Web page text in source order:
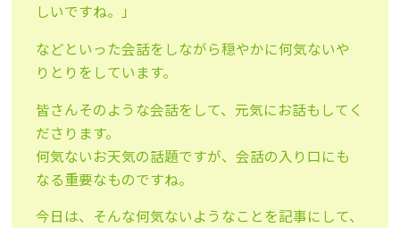
しいですね。」
などといった会話をしながら穏やかに何気ないや
りとりをしています。
皆さんそのような会話をして、元気にお話もしてく
ださります。
何気ないお天気の話題ですが、会話の入り口にも
なる重要なものですね。
今日は、そんな何気ないようなことを記事にして、